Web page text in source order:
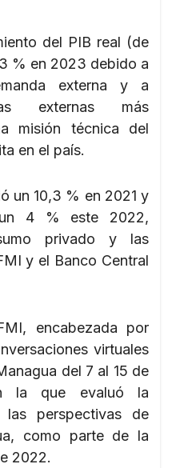
del PIB real (de
% en 2023 debido a
externa y a
externas más
misión técnica del
en el país.
un 10,3 % en 2021 y
4 % este 2022,
privado y las
y el Banco Central
encabezada por
virtuales
del 7 al 15 de
la que evaluó la
perspectivas de
como parte de la
2022.